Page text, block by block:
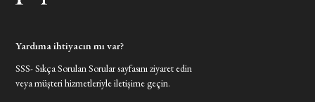
Yardıma ihtiyacın mı var?
SSS- Sıkça Sorulan Sorular sayfasını ziyaret edin
veya müşteri hizmetleriyle iletişime geçin.